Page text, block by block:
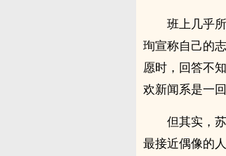
班上几乎
珣宣称自己的
愿时，回答不
欢新闻系是一
但其实，
最接近偶像的